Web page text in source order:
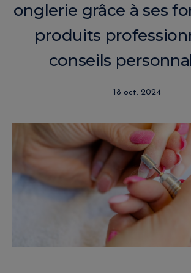
onglerie grâce à ses
produits
conseils
18 oct. 2024